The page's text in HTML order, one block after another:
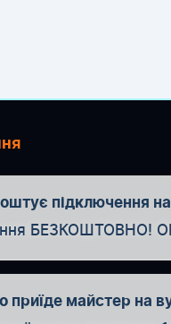
підключення
БЕЗКОШТОВНО!
приїде майстер на